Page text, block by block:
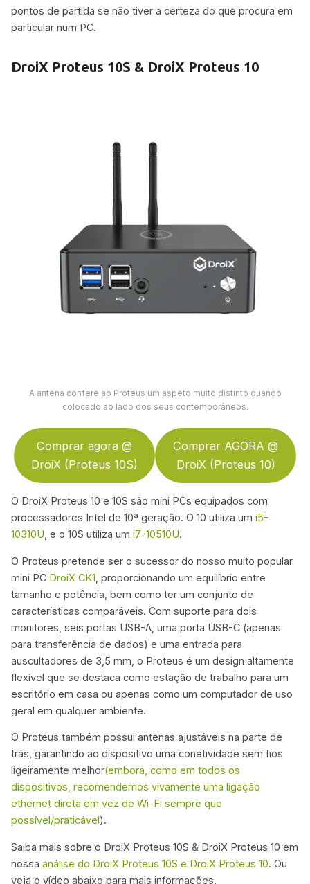
pontos de partida se não tiver a certeza do que procura em
particular num PC.
DroiX Proteus 10S & DroiX Proteus 10
A antena confere ao Proteus um aspeto muito distinto quando
colocado ao lado dos seus contemporâneos.
Comprar agora @
DroiX (Proteus 10S)
Comprar AGORA @
DroiX (Proteus 10)
O DroiX Proteus 10 e 10S são mini PCs equipados com
processadores Intel de 10ª geração. O 10 utiliza um i5-
10310U , e o 10S utiliza um i7-10510U.
O Proteus pretende ser o sucessor do nosso muito popular
mini PC DroiX CK1 , proporcionando um equilíbrio entre
tamanho e potência, bem como ter um conjunto de
características comparáveis. Com suporte para dois
monitores, seis portas USB-A, uma porta USB-C (apenas
para transferência de dados) e uma entrada para
auscultadores de 3,5 mm, o Proteus é um design altamente
flexível que se destaca como estação de trabalho para um
escritório em casa ou apenas como um computador de uso
geral em qualquer ambiente.
O Proteus também possui antenas ajustáveis na parte de
trás, garantindo ao dispositivo uma conetividade sem fios
ligeiramente melhor(embora, como em todos os
dispositivos, recomendemos vivamente uma ligação
ethernet direta em vez de Wi-Fi sempre que
possível/praticável).
Saiba mais sobre o DroiX Proteus 10S & DroiX Proteus 10 em
nossa análise do DroiX Proteus 10S e DroiX Proteus 10. Ou
veja o vídeo abaixo para mais informações.